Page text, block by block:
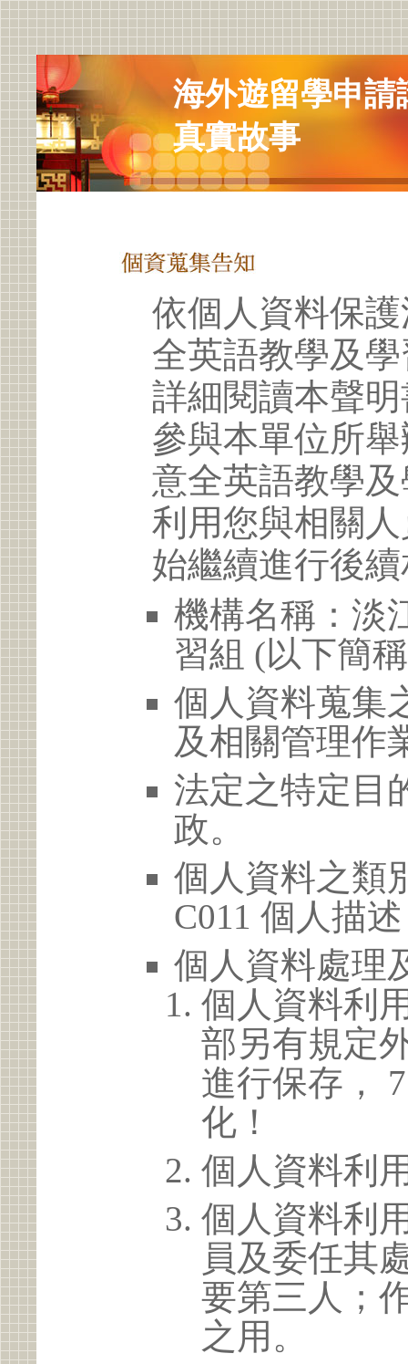
海外遊留學申請
真實故事
依個人資料保
全英語教學及
詳細閱讀本聲
參與本單位所
意全英語教學
利用您與相關
始繼續進行後
機構名稱：淡
習組 (以下簡
個人資料蒐集
及相關管理作
法定之特定目
政。
個人資料之類
C011 個人描述
個人資料處理
個人資料利
部另有規定
進行保存，
化！
個人資料利
個人資料利
員及委任其
要第三人；
之用。